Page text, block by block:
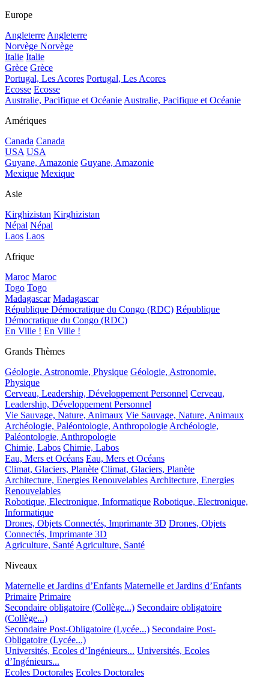
Europe
Angleterre Angleterre
Norvège Norvège
Italie Italie
Grèce Grèce
Portugal, Les Acores Portugal, Les Acores
Ecosse Ecosse
Australie, Pacifique et Océanie Australie, Pacifique et Océanie
Amériques
Canada Canada
USA USA
Guyane, Amazonie Guyane, Amazonie
Mexique Mexique
Asie
Kirghizistan Kirghizistan
Népal Népal
Laos Laos
Afrique
Maroc Maroc
Togo Togo
Madagascar Madagascar
République Démocratique du Congo (RDC) République
Démocratique du Congo (RDC)
En Ville ! En Ville !
Grands Thèmes
Géologie, Astronomie, Physique Géologie, Astronomie,
Physique
Cerveau, Leadership, Développement Personnel Cerveau,
Leadership, Développement Personnel
Vie Sauvage, Nature, Animaux Vie Sauvage, Nature, Animaux
Archéologie, Paléontologie, Anthropologie Archéologie,
Paléontologie, Anthropologie
Chimie, Labos Chimie, Labos
Eau, Mers et Océans Eau, Mers et Océans
Climat, Glaciers, Planète Climat, Glaciers, Planète
Architecture, Energies Renouvelables Architecture, Energies
Renouvelables
Robotique, Electronique, Informatique Robotique, Electronique,
Informatique
Drones, Objets Connectés, Imprimante 3D Drones, Objets
Connectés, Imprimante 3D
Agriculture, Santé Agriculture, Santé
Niveaux
Maternelle et Jardins d’Enfants Maternelle et Jardins d’Enfants
Primaire Primaire
Secondaire obligatoire (Collège...) Secondaire obligatoire
(Collège...)
Secondaire Post-Obligatoire (Lycée...) Secondaire Post-
Obligatoire (Lycée...)
Universités, Ecoles d’Ingénieurs... Universités, Ecoles
d’Ingénieurs...
Ecoles Doctorales Ecoles Doctorales